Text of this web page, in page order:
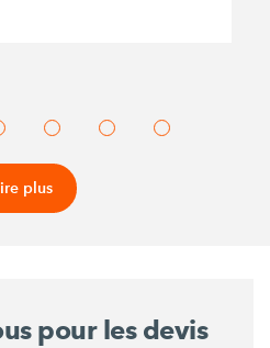
plus
pour les devis